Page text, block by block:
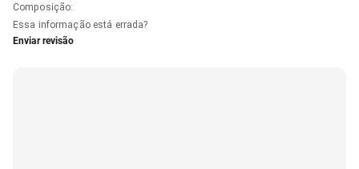
Composição:
Essa informação está errada?
Enviar revisão